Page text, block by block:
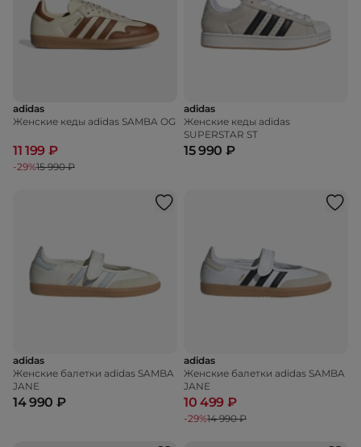
adidas
Женские кеды adidas SAMBA OG
11 199 ₽
-29%15 990 ₽
adidas
Женские кеды adidas
SUPERSTAR ST
15 990 ₽
adidas
Женские балетки adidas SAMBA
JANE
14 990 ₽
adidas
Женские балетки adidas SAMBA
JANE
10 499 ₽
-29%14 990 ₽